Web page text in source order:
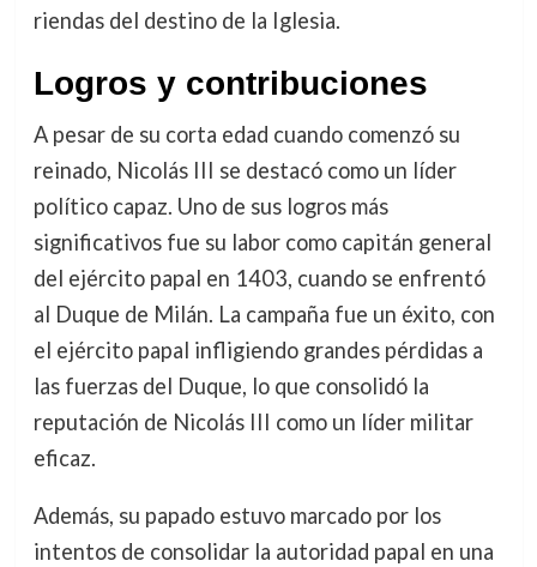
riendas del destino de la Iglesia.
Logros y contribuciones
A pesar de su corta edad cuando comenzó su
reinado, Nicolás III se destacó como un líder
político capaz. Uno de sus logros más
significativos fue su labor como capitán general
del ejército papal en 1403, cuando se enfrentó
al Duque de Milán. La campaña fue un éxito, con
el ejército papal infligiendo grandes pérdidas a
las fuerzas del Duque, lo que consolidó la
reputación de Nicolás III como un líder militar
eficaz.
Además, su papado estuvo marcado por los
intentos de consolidar la autoridad papal en una